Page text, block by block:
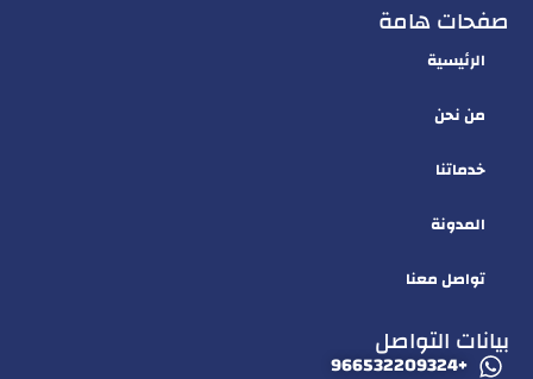
صفحات هامة
الرئيسية
من نحن
خدماتنا
المدونة
تواصل معنا
بيانات التواصل
+966532209324